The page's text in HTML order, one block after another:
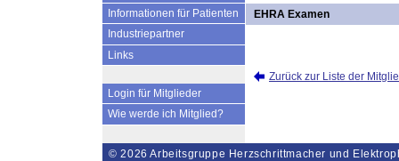
Informationen für Patienten
Industriepartner
Links
Login für Mitglieder
Wie werde ich Mitglied?
EHRA Examen
Zurück zur Liste der
© 2026 Arbeitsgruppe Herzschrittmacher und